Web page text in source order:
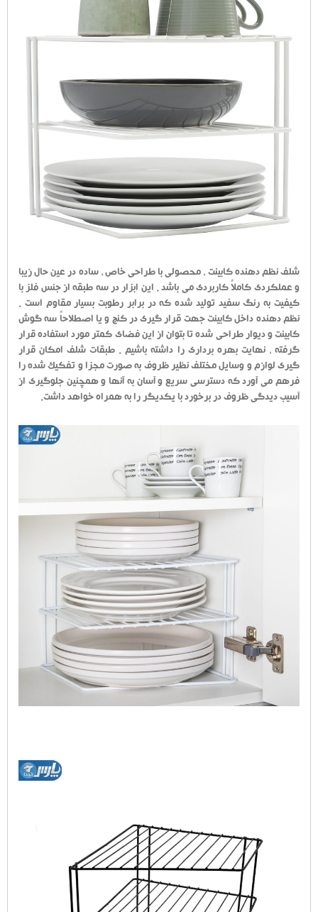
شلف نظم دهنده کابینت ، محصولی با طراحی خاص ، ساده در عین حال زیبا
و عملکردی کاملاً کاربردی می باشد . این ابزار در سه طبقه از جنس فلز با
کیفیت به رنگ سفید تولید شده که در برابر رطوبت بسیار مقاوم است .
نظم دهنده داخل کابینت جهت قرار گیری در کنج و یا اصطلاحاً سه گوش
کابینت و دیوار طراحی شده تا بتوان از این فضای کمتر مورد استفاده قرار
گرفته ، نهایت بهره برداری را داشته باشیم . طبقات شلف امکان قرار
گیری لوازم و وسایل مختلف نظیر ظروف به صورت مجزا و تفکیک شده را
فرهم می آورد که دسترسی سریع و آسان به آنها و همچنین جلوگیری از
آسیب دیدگی ظروف در برخورد با یکدیگر را به همراه خواهد داشت.